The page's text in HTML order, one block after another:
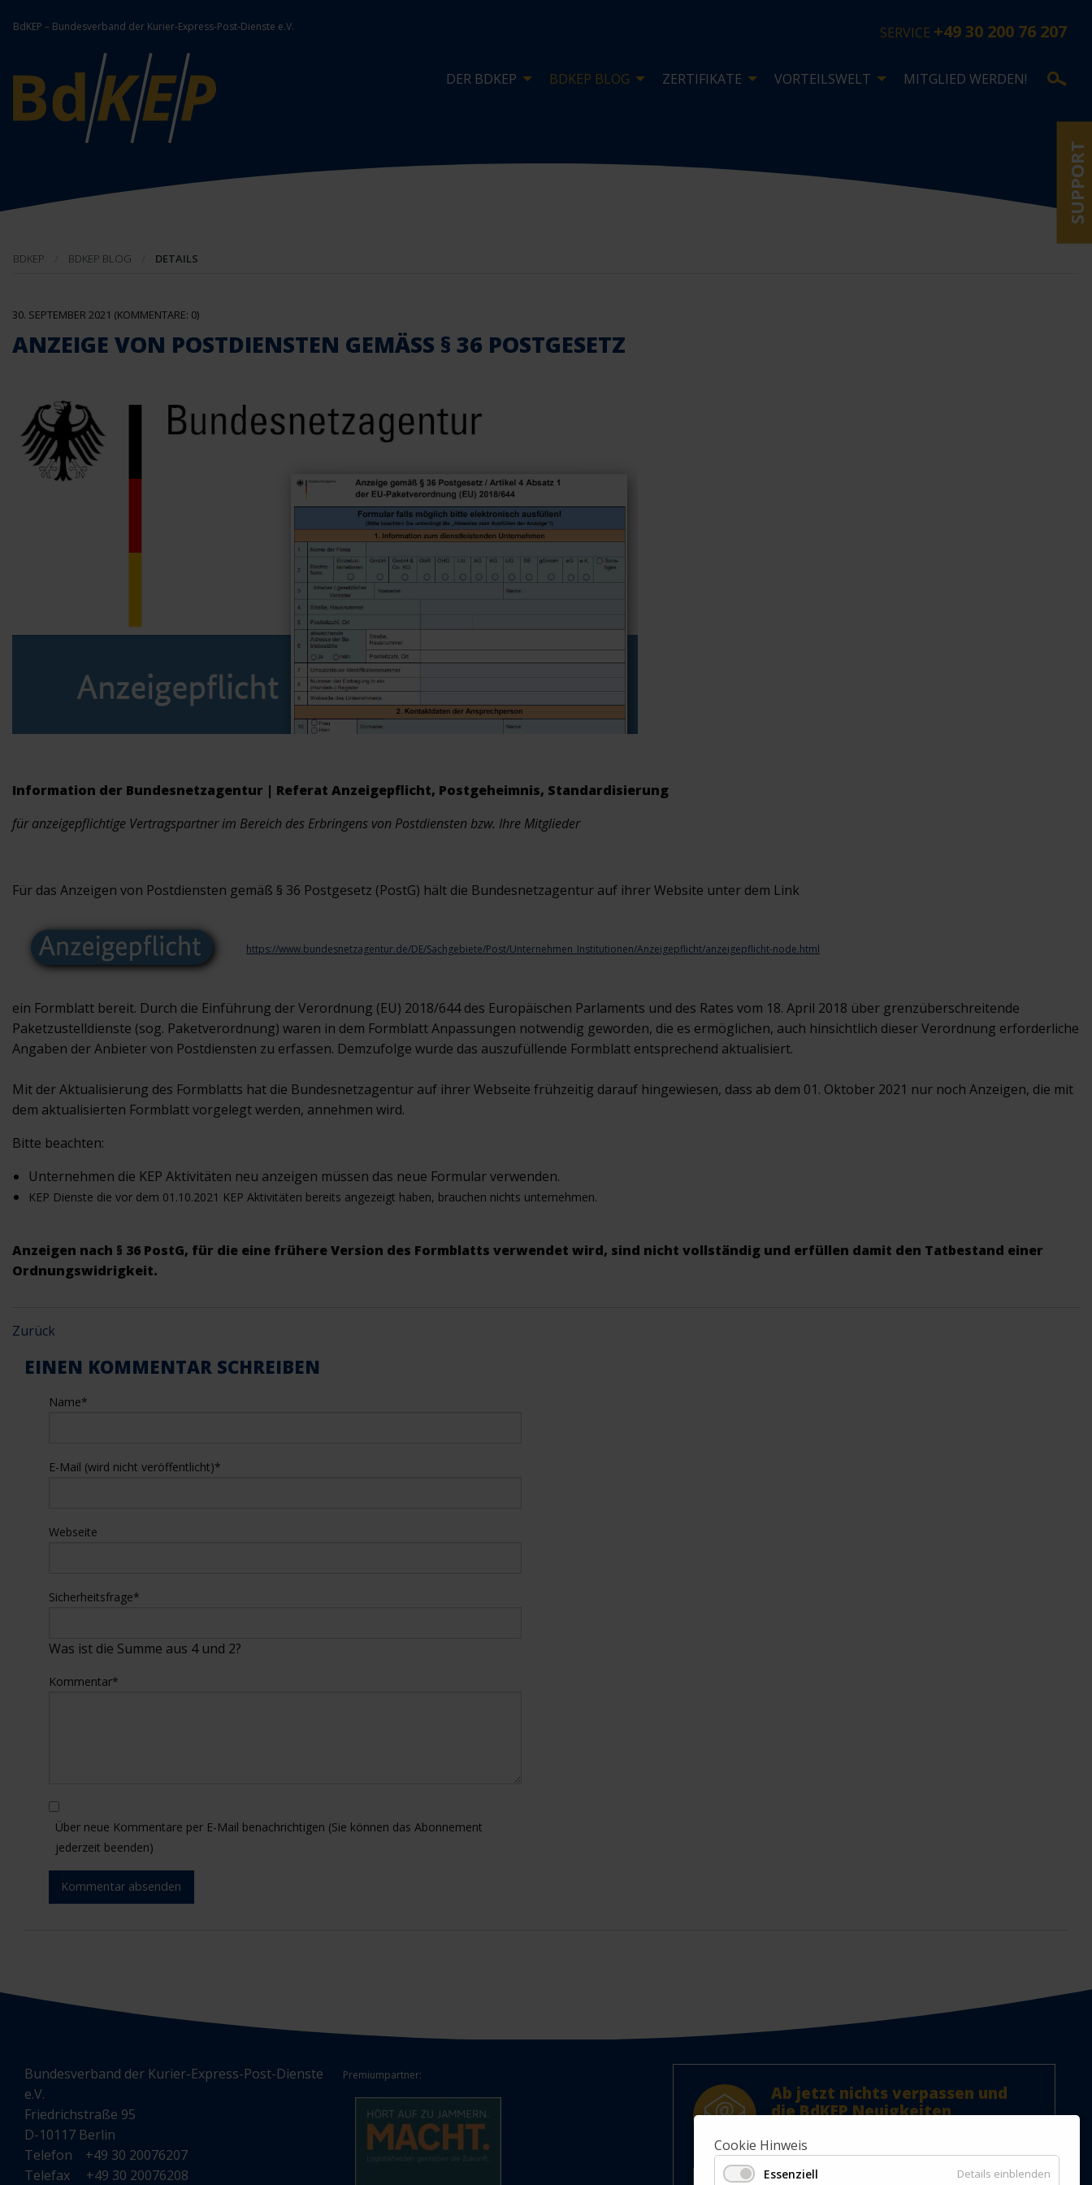
BdKEP – Bundesverband der Kurier-Express-Post-Dienste e.V. SERVICE +49 30 200 76 207
DER BDKEP BDKEP BLOG ZERTIFIKATE VORTEILSWELT MITGLIED WERDEN!
SUPPORT
BDKEP BDKEP BLOG DETAILS
30. SEPTEMBER 2021 (KOMMENTARE: 0)
ANZEIGE VON POSTDIENSTEN GEMÄSS § 36 POSTGESETZ
Information der Bundesnetzagentur | Referat Anzeigepflicht, Postgeheimnis, Standardisierung
füranzeigepflichtige Vertragspartner im Bereich des Erbringens von Postdiensten bzw. Ihre Mitglieder
Für das Anzeigen von Postdiensten gemäß § 36 Postgesetz (PostG) hält die Bundesnetzagentur auf ihrer Website unter dem Link
https://www.bundesnetzagentur.de/DE/Sachgebiete/Post/Unternehmen_Institutionen/Anzeigepflicht/anzeigepflicht-node.html
ein Formblatt bereit. Durch die Einführung der Verordnung (EU) 2018/644 des Europäischen Parlaments und des Rates vom 18. April 2018 über grenzüberschreitende
Paketzustelldienste (sog. Paketverordnung) waren in dem Formblatt Anpassungen notwendig geworden, die es ermöglichen, auch hinsichtlich dieser Verordnung erforderliche
Angaben der Anbieter von Postdiensten zu erfassen. Demzufolge wurde das auszufüllende Formblatt entsprechend aktualisiert.
Mit der Aktualisierung des Formblatts hat die Bundesnetzagentur auf ihrer Webseite frühzeitig darauf hingewiesen, dass ab dem 01. Oktober 2021 nur noch Anzeigen, die mit
dem aktualisierten Formblatt vorgelegt werden, annehmen wird.
Bitte beachten:
Unternehmen die KEP Aktivitäten neu anzeigen müssen das neue Formular verwenden.
KEP Dienste die vor dem 01.10.2021 KEP Aktivitäten bereits angezeigt haben, brauchen nichts unternehmen.
Anzeigen nach § 36 PostG, für die eine frühere Version des Formblatts verwendet wird, sind nicht vollständig und erfüllen damit den Tatbestand einer
Ordnungswidrigkeit.
Zurück
EINEN KOMMENTAR SCHREIBEN
Name*
E-Mail (wird nicht veröffentlicht)*
Webseite
Sicherheitsfrage*
Was ist die Summe aus 4 und 2?
Kommentar*
Über neue Kommentare per E-Mail benachrichtigen (Sie können das Abonnement
jederzeit beenden)
Kommentar absenden
Bundesverband der Kurier-Express-Post-Dienste
e.V.
Friedrichstraße 95
D-10117 Berlin
Telefon +49 30 20076207
Telefax +49 30 20076208
Premiumpartner:
Ab jetzt nichts verpassen und
die BdKEP Neuigkeiten
Jetzt Newsletter abonnieren.
Cookie Hinweis
Essenziell Details einblenden